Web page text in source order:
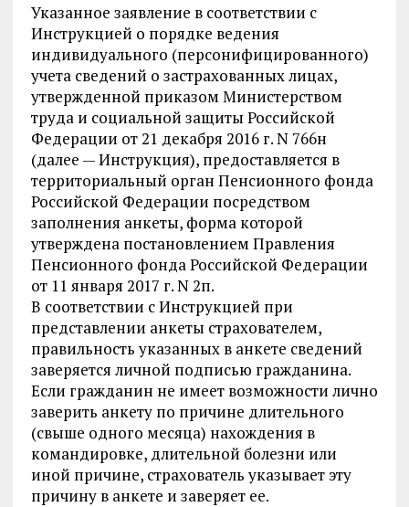
Указанное заявление в соответствии с
Инструкцией о порядке ведения
индивидуального (персонифицированного)
учета сведений о застрахованных лицах,
утвержденной приказом Министерством
труда и социальной защиты Российской
Федерации от 21 декабря 2016 г. N 766н
(далее — Инструкция), предоставляется в
территориальный орган Пенсионного фонда
Российской Федерации посредством
заполнения анкеты, форма которой
утверждена постановлением Правления
Пенсионного фонда Российской Федерации
от 11 января 2017 г. N 2п.
В соответствии с Инструкцией при
представлении анкеты страхователем,
правильность указанных в анкете сведений
заверяется личной подписью гражданина.
Если гражданин не имеет возможности лично
заверить анкету по причине длительного
(свыше одного месяца) нахождения в
командировке, длительной болезни или
иной причине, страхователь указывает эту
причину в анкете и заверяет ее.